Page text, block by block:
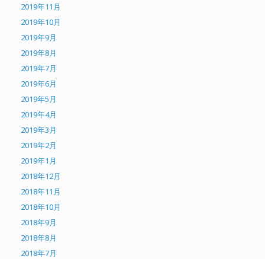
2019年11月
2019年10月
2019年9月
2019年8月
2019年7月
2019年6月
2019年5月
2019年4月
2019年3月
2019年2月
2019年1月
2018年12月
2018年11月
2018年10月
2018年9月
2018年8月
2018年7月